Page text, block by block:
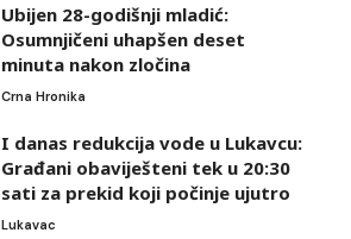
Ubijen 28-godišnji mladić:
Osumnjičeni uhapšen deset
minuta nakon zločina
Crna Hronika
I danas redukcija vode u Lukavcu:
Građani obaviješteni tek u 20:30
sati za prekid koji počinje ujutro
Lukavac